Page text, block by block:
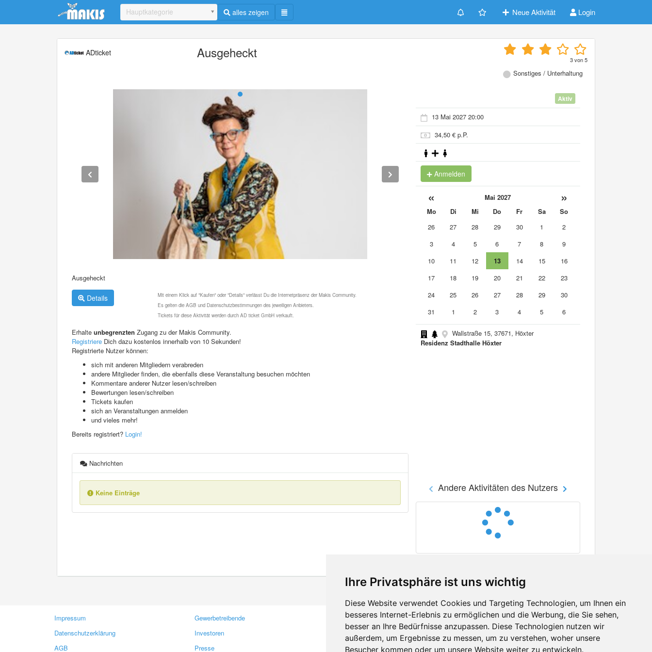
Ihre Privatsphäre ist uns wichtig
Diese Website verwendet Cookies und Targeting Technologien, um Ihnen ein
besseres Internet-Erlebnis zu ermöglichen und die Werbung, die Sie sehen,
besser an Ihre Bedürfnisse anzupassen. Diese Technologien nutzen wir
außerdem, um Ergebnisse zu messen, um zu verstehen, woher unsere
Besucher kommen oder um unsere Website weiter zu entwickeln.
Update cookies preferences
Hauptkategorie alles zeigen Neue Aktivität Login
ADticket Ausgeheckt 3von5
Sonstiges / Unterhaltung
Ausgeheckt
Details
Mit einem Klick auf "Kaufen" oder "Details" verlässt Du die Internetpräsenz der Makis Community.
Es gelten die AGB und Datenschutzbestimmungen des jeweiligen Anbieters.
Tickets für diese Aktivität werden durch AD ticket GmbH verkauft.
Erhalte unbegrenzten Zugang zu der Makis Community.
Registriere Dich dazu kostenlos innerhalb von 10 Sekunden!
Registrierte Nutzer können:
sich mit anderen Mitgliedern verabreden
andere Mitglieder finden, die ebenfalls diese Veranstaltung besuchen möchten
Kommentare anderer Nutzer lesen/schreiben
Bewertungen lesen/schreiben
Tickets kaufen
sich an Veranstaltungen anmelden
und vieles mehr!
Bereits registriert? Login!
Nachrichten
Keine Einträge
Aktiv
13 Mai 2027 20:00
34,50 € p.P.
Anmelden
« Mai 2027 »
Mo Di Mi Do Fr Sa
So
26
27 28 29 30 1
2
3
4 5 6 7 8
9
10
11 12 13 14 15
16
17
18 19 20 21 22
23
24
25 26 27 28 29
30
31
1 2 3 4 5 6
Wallstraße 15, 37671, Höxter
Residenz Stadthalle Höxter
Andere Aktivitäten des Nutzers
Impressum
Datenschutzerklärung
AGB
Gewerbetreibende
Investoren
Presse
Kontakt
Feedback
Fehler melden
Facebook
Twitter
YouTube